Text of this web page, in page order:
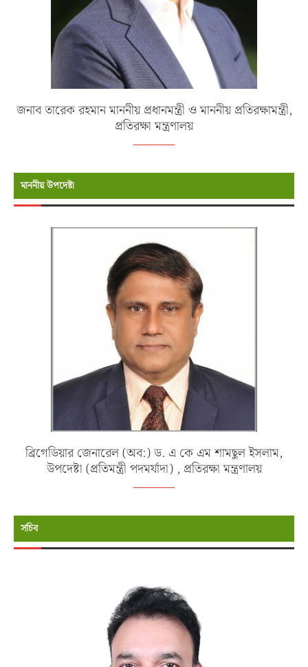
জনাব তারেক রহমান মাননীয় প্রধানমন্ত্রী ও মাননীয় প্রতিরক্ষামন্ত্রী,
প্রতিরক্ষা মন্ত্রণালয়
মাননীয় উপদেষ্টা
ব্রিগেডিয়ার জেনারেল (অব:) ড. এ কে এম শামছুল ইসলাম,
উপদেষ্টা (প্রতিমন্ত্রী পদমর্যাদা) , প্রতিরক্ষা মন্ত্রণালয়
সচিব